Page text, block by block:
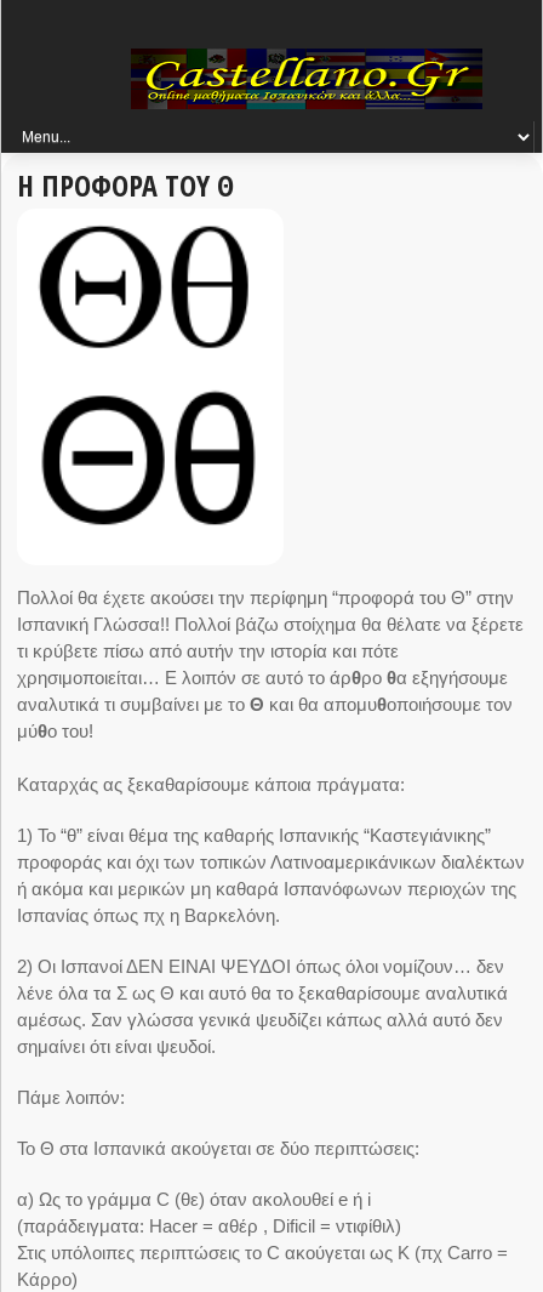
Η ΠΡΟΦΟΡΑ ΤΟΥ Θ
Πολλοί θα έχετε ακούσει την περίφημη “προφορά του Θ” στην
Ισπανική Γλώσσα!! Πολλοί βάζω στοίχημα θα θέλατε να ξέρετε
τι κρύβετε πίσω από αυτήν την ιστορία και πότε
χρησιμοποιείται… Ε λοιπόν σε αυτό το άρθροθα εξηγήσουμε
αναλυτικά τι συμβαίνει με τοΘ και θα απομυθοποιήσουμε τον
μύθο του!
Καταρχάς ας ξεκαθαρίσουμε κάποια πράγματα:
1) Το “θ” είναι θέμα της καθαρής Ισπανικής “Καστεγιάνικης”
προφοράς και όχι των τοπικών Λατινοαμερικάνικων διαλέκτων
ή ακόμα και μερικών μη καθαρά Ισπανόφωνων περιοχών της
Ισπανίας όπως πχ η Βαρκελόνη.
2) Οι Ισπανοί ΔΕΝ ΕΙΝΑΙ ΨΕΥΔΟΙ όπως όλοι νομίζουν… δεν
λένε όλα τα Σ ως Θ και αυτό θα το ξεκαθαρίσουμε αναλυτικά
αμέσως. Σαν γλώσσα γενικά ψευδίζει κάπως αλλά αυτό δεν
σημαίνει ότι είναι ψευδοί.
Πάμε λοιπόν:
Το Θ στα Ισπανικά ακούγεται σε δύο περιπτώσεις:
α) Ως το γράμμα C (θε) όταν ακολουθεί e ή i
(παράδειγματα: Hacer = αθέρ , Dificil = ντιφίθιλ)
Στις υπόλοιπες περιπτώσεις το C ακούγεται ως Κ (πχ Carro =
Κάρρο)